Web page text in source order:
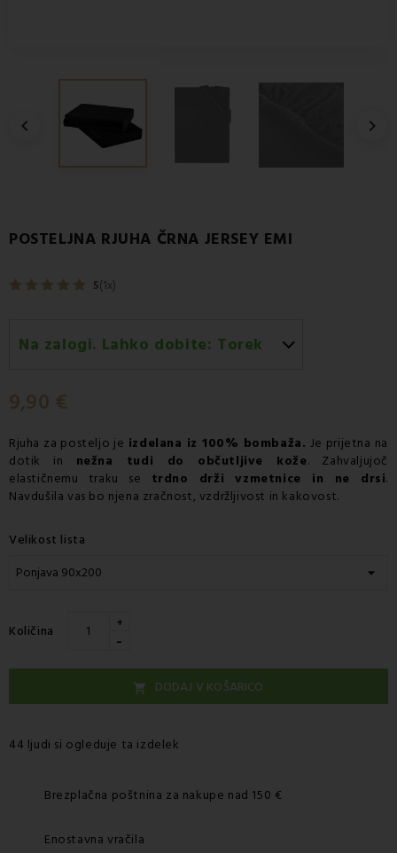
 
POSTELJNA RJUHA ČRNA JERSEY EMI
5(1x)
Na zalogi. Lahko dobite: Torek
9,90 €
Rjuha za posteljo je izdelana iz 100% bombaža. Je prijetna na
dotik in nežna tudi do občutljive kože. Zahvaljujoč
elastičnemu traku se trdno drži vzmetnice in ne drsi.
Navdušila vas bo njena zračnost, vzdržljivost in kakovost.
Velikost lista
Količina +
-
 DODAJ V KOŠARICO
44 ljudi si ogleduje ta izdelek
Brezplačna poštnina za nakupe nad 150 €
Enostavna vračila